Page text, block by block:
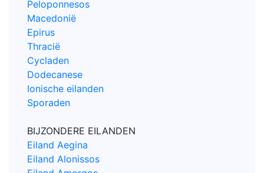
Peloponnesos
Macedonië
Epirus
Thracië
Cycladen
Dodecanese
Ionische eilanden
Sporaden
BIJZONDERE EILANDEN
Eiland Aegina
Eiland Alonissos